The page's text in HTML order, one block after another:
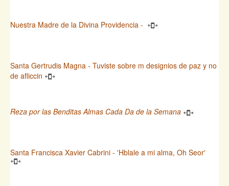
Nuestra Madre de la Divina Providencia -
Santa Gertrudis Magna - Tuviste sobre m designios de paz y no
de afliccin
Reza por las Benditas Almas Cada Da de la Semana
Santa Francisca Xavier Cabrini - 'Hblale a mi alma, Oh Seor'